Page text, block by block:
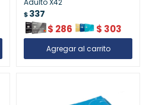
Adulto X42
$337
$ 286 $ 303